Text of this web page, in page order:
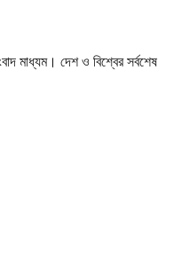
মাধ্যম। দেশ ও বিশ্বের সর্বশেষ